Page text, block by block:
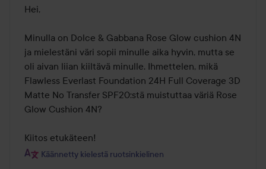
ja italialaisella granaattiomenalla, joka suojaa ihoa ulkoisilta
Käyttö:
27 ml
Hei,
Minulla on Dolce & Gabbana Rose Glow cushion 4N
ja mielestäni väri sopii minulle aika hyvin, mutta se
oli aivan liian kiiltävä minulle. Ihmettelen, mikä
Flawless Everlast Foundation 24H Full Coverage 3D
Matte No Transfer SPF20:stä muistuttaa väriä Rose
Glow Cushion 4N?
Kiitos etukäteen!
Käännetty kielestä ruotsinkielinen